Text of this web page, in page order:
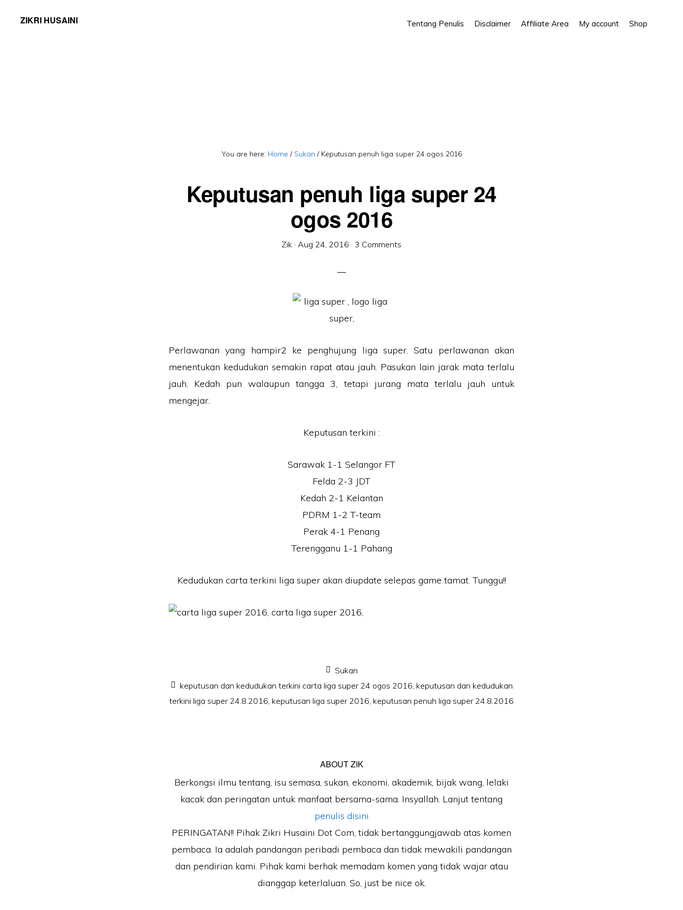
ZIKRI HUSAINI Tentang Penulis Disclaimer Affiliate Area My account Shop
You are here: Home / Sukan /Keputusan penuh liga super 24 ogos 2016
Keputusan penuh liga super 24
ogos 2016
Zik · Aug 24, 2016 · 3 Comments
Perlawanan yang hampir2 ke penghujung liga super. Satu perlawanan akan
menentukan kedudukan semakin rapat atau jauh. Pasukan lain jarak mata terlalu
jauh. Kedah pun walaupun tangga 3, tetapi jurang mata terlalu jauh untuk
mengejar.
Keputusan terkini :
Sarawak 1-1 Selangor FT
Felda 2-3 JDT
Kedah 2-1 Kelantan
PDRM 1-2 T-team
Perak 4-1 Penang
Terengganu 1-1 Pahang
Kedudukan carta terkini liga super akan diupdate selepas game tamat. Tunggu!!
Sukan
keputusan dan kedudukan terkini carta liga super 24 ogos 2016, keputusan dan kedudukan
terkini liga super 24.8.2016, keputusan liga super 2016, keputusan penuh liga super 24.8.2016
ABOUTZIK
Berkongsi ilmu tentang, isu semasa, sukan, ekonomi, akademik, bijak wang, lelaki
kacak dan peringatan untuk manfaat bersama-sama. Insyallah. Lanjut tentang
penulis disini
PERINGATAN!! Pihak Zikri Husaini Dot Com, tidak bertanggungjawab atas komen
pembaca. Ia adalah pandangan peribadi pembaca dan tidak mewakili pandangan
dan pendirian kami. Pihak kami berhak memadam komen yang tidak wajar atau
dianggap keterlaluan. So, just be nice ok.